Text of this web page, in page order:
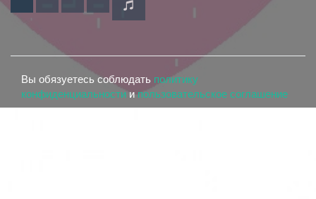
Вы обязуетесь соблюдать политику
конфиденциальностиипользовательское соглашение